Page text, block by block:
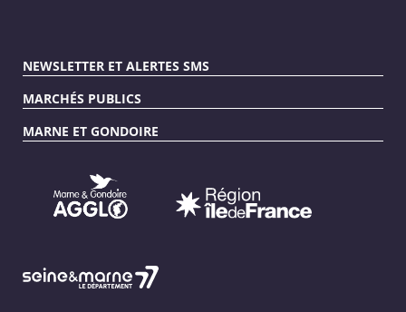
NEWSLETTER ET ALERTES SMS
MARCHÉS PUBLICS
MARNE ET GONDOIRE